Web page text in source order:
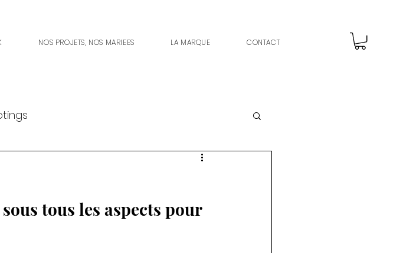
NOS PROJETS, NOS MARIEES LA MARQUE CONTACT
tous les aspects pour